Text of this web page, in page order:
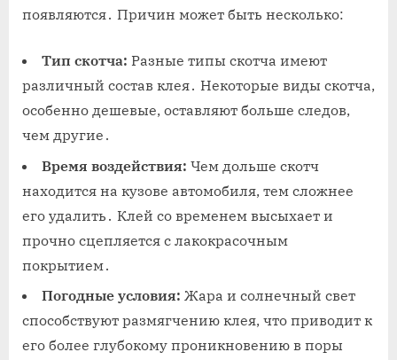
появляются․ Причин может быть несколько:
Тип скотча: Разные типы скотча имеют
различный состав клея․ Некоторые виды скотча‚
особенно дешевые‚ оставляют больше следов‚
чем другие․
Время воздействия: Чем дольше скотч
находится на кузове автомобиля‚ тем сложнее
его удалить․ Клей со временем высыхает и
прочно сцепляется с лакокрасочным
покрытием․
Погодные условия: Жара и солнечный свет
способствуют размягчению клея‚ что приводит к
его более глубокому проникновению в поры